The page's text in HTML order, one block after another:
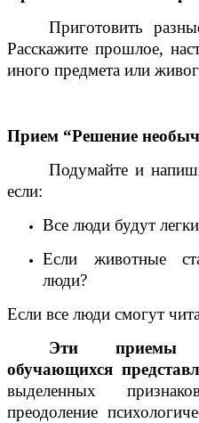
Приготовить
Расскажите прошлое,
иного предмета или
Прием “Решение
Подумайте и
если:
Все люди будут
Если животные
люди?
Если все люди смогут
Эти приемы
обучающихся
выделенных
преодоление